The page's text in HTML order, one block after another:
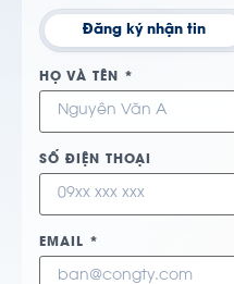
Đăng ký nhận tin
HỌ VÀ TÊN *
SỐ ĐIỆN THOẠI
EMAIL *